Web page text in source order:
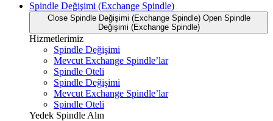
Spindle Değişimi (Exchange Spindle)
Close Spindle Değişimi (Exchange Spindle) Open Spindle
Değişimi (Exchange Spindle)
Hizmetlerimiz
Spindle Değişimi
Mevcut Exchange Spindle’lar
Spindle Oteli
Spindle Değişimi
Mevcut Exchange Spindle’lar
Spindle Oteli
Yedek Spindle Alın